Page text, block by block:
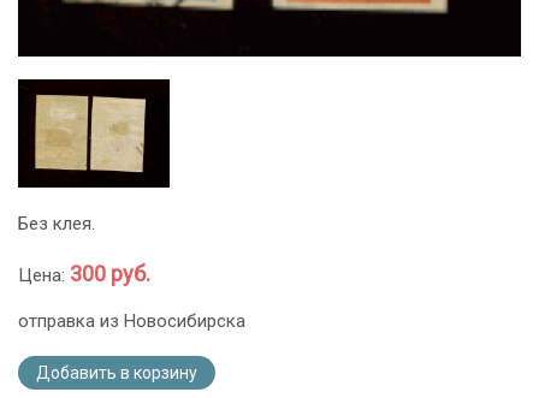
Без клея.
Цена: 300 руб.
отправка из Новосибирска
Добавить в корзину